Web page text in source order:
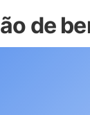
de